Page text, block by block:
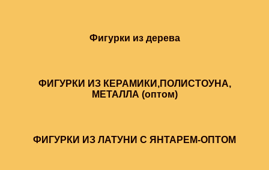
Фигурки из дерева
ФИГУРКИ ИЗ КЕРАМИКИ,ПОЛИСТОУНА,
МЕТАЛЛА (оптом)
ФИГУРКИ ИЗ ЛАТУНИ С ЯНТАРЕМ-ОПТОМ